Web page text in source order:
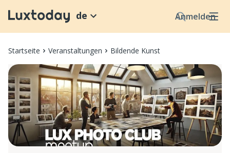
Anmelden
de
Startseite Veranstaltungen Bildende Kunst